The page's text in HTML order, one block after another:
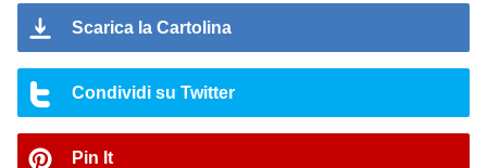
Scarica la Cartolina
Condividi su Twitter
Pin It